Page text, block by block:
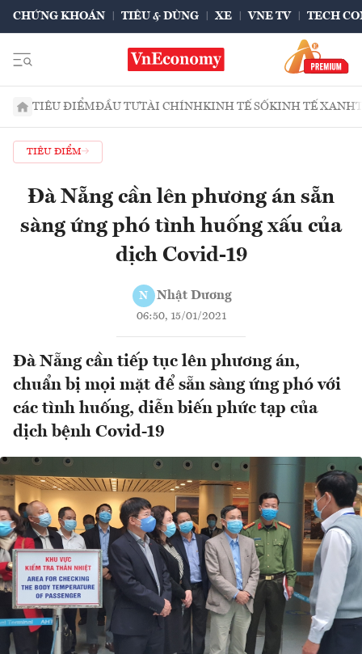
CHỨNG KHOÁN TIÊU & DÙNG XE VNE TV TECH
TIÊU ĐIỂMĐẦU TƯTÀI CHÍNHKINH TẾ SỐKINH TẾ XANH
TIÊU ĐIỂM
Đà Nẵng cần lên phương án sẵn
sàng ứng phó tình huống xấu của
dịch Covid-19
N Nhật Dương
06:50, 15/01/2021
Đà Nẵng cần tiếp tục lên phương án,
chuẩn bị mọi mặt để sẵn sàng ứng phó với
các tình huống, diễn biến phức tạp của
dịch bệnh Covid-19